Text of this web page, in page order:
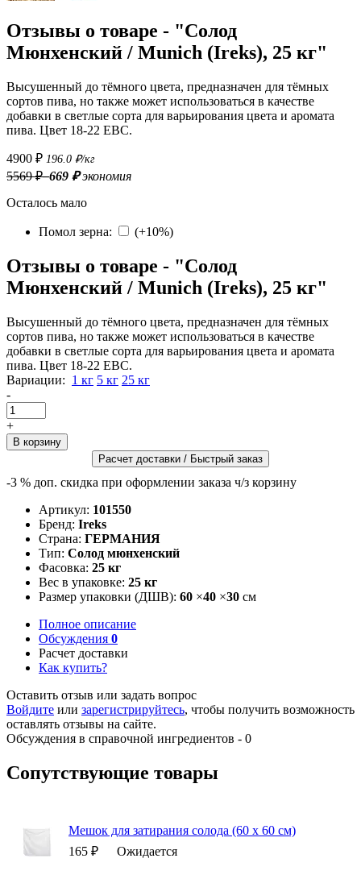
Отзывы о товаре - "Солод
Мюнхенский / Munich (Ireks), 25 кг"
Высушенный до тёмного цвета, предназначен для тёмных
сортов пива, но также может использоваться в качестве
добавки в светлые сорта для варьирования цвета и аромата
пива. Цвет 18-22 EBC.
4900 ₽ 196.0 ₽/кг
5569 ₽–669 ₽экономия
Осталось мало
Помол зерна: (+10%)
Отзывы о товаре - "Солод
Мюнхенский / Munich (Ireks), 25 кг"
Высушенный до тёмного цвета, предназначен для тёмных
сортов пива, но также может использоваться в качестве
добавки в светлые сорта для варьирования цвета и аромата
пива. Цвет 18-22 EBC.
Вариации: 1 кг 5 кг 25 кг
-
+
Расчет доставки / Быстрый заказ
-3 % доп. скидка при оформлении заказа ч/з корзину
Артикул: 101550
Бренд: Ireks
Страна: ГЕРМАНИЯ
Тип: Солод мюнхенский
Фасовка: 25 кг
Вес в упаковке: 25 кг
Размер упаковки (ДШВ): 60 ×40 ×30 см
Полное описание
Обсуждения 0
Расчет доставки
Как купить?
Оставить отзыв или задать вопрос
Войдите или зарегистрируйтесь, чтобы получить возможность
оставлять отзывы на сайте.
Обсуждения в справочной ингредиентов - 0
Сопутствующие товары
Мешок для затирания солода (60 х 60 см)
165 ₽
Ожидается